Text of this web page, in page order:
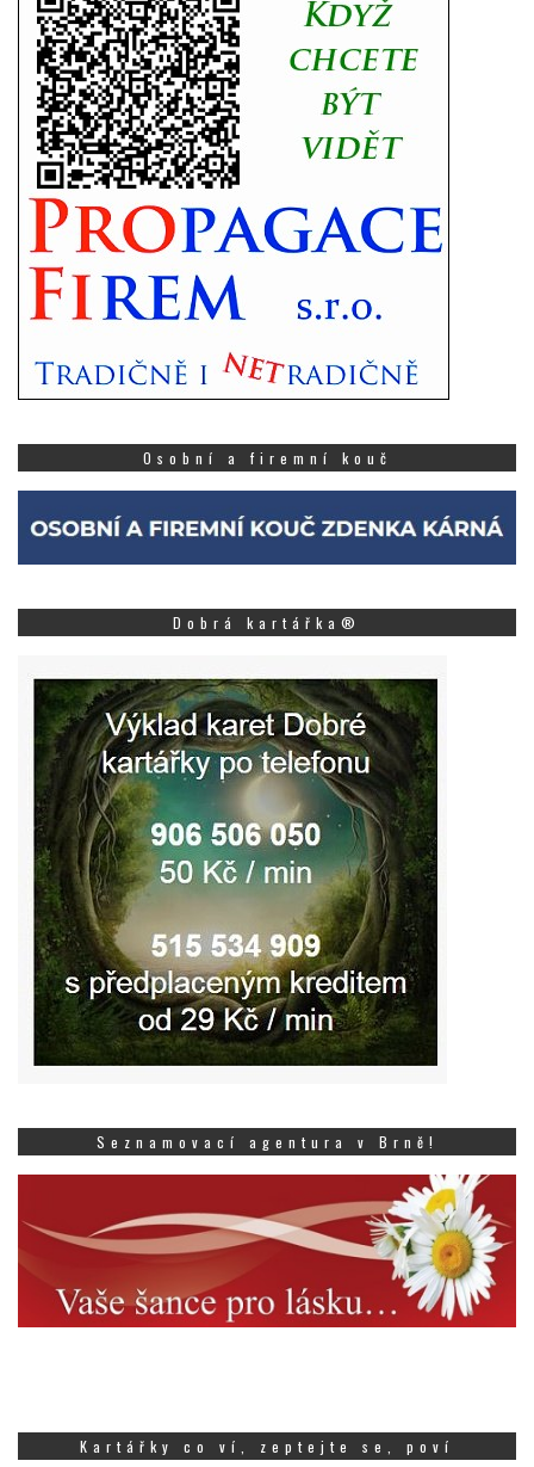
Osobní a firemní kouč
Dobrá kartářka®
Seznamovací agentura v Brně!
Kartářky co ví, zeptejte se, poví